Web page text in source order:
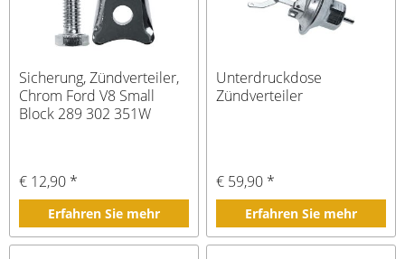
Sicherung, Zündverteiler,
Chrom Ford V8 Small
Block 289 302 351W
€ 12,90 *
Erfahren Sie mehr
Unterdruckdose
Zündverteiler
€ 59,90 *
Erfahren Sie mehr